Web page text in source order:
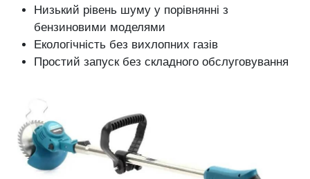
Низький рівень шуму у порівнянні з
бензиновими моделями
Екологічність без вихлопних газів
Простий запуск без складного обслуговування